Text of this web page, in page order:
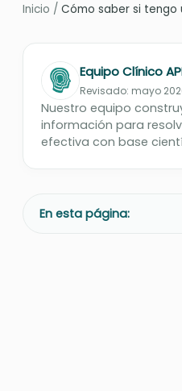
Inicio / Cómo saber si tengo
Equipo Clínico
Revisado: mayo
Nuestro equipo
información para
efectiva con base
En esta página: